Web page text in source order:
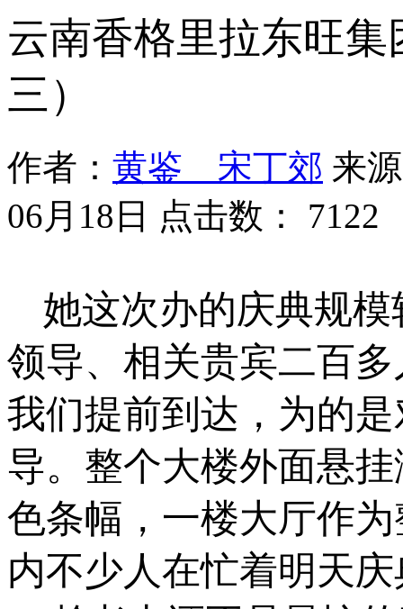
云南香格里拉东旺
三）
作者： 黄鉴 宋丁郊 来
06月18日 点击数： 7122
她这次办的庆典规
领导、相关贵宾二百
我们提前到达，为的
导。整个大楼外面悬
色条幅，一楼大厅作
内不少人在忙着明天